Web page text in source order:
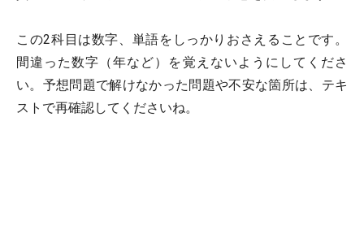
この2科目は数字、単語をしっかりおさえることです。
間違った数字（年など）を覚えないようにしてくださ
い。予想問題で解けなかった問題や不安な箇所は、テキ
ストで再確認してくださいね。